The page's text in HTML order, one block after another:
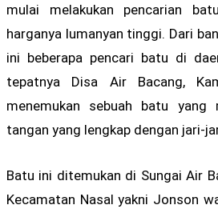
mulai melakukan pencarian
harganya lumanyan tinggi. Dari
ini beberapa pencari batu di
tepatnya Disa Air Bacang,
menemukan sebuah batu yang
tangan yang lengkap dengan jari-
Batu ini ditemukan di Sungai Air
Kecamatan Nasal yakni Jonson